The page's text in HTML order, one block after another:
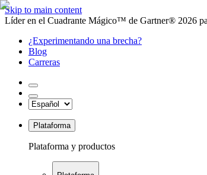
Skip to main content
Líder en el Cuadrante Mágico™ de Gartner® 2026
¿Experimentando una brecha?
Blog
Carreras
Plataforma
Plataforma y productos